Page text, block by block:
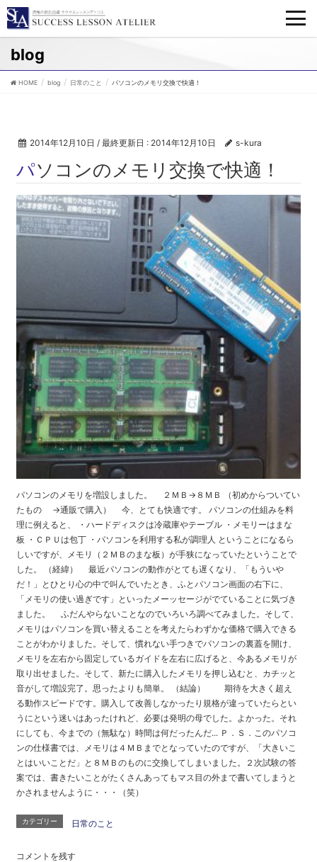
blog
HOME blog 日常のこと パソコンのメモリ交換で快適！
2014年12月10日 / 最終更新日 : 2014年12月10日 s-kura
パソコンのメモリ交換で快適！
パソコンのメモリを増設しました。 ２ＭＢ→８ＭＢ （初めからついてい
たもの →通販で購入） 今、とても快適です。 パソコンの仕組みを料
理に例えると、 ・ハードディスクは冷蔵庫やテーブル ・メモリーはまな
板 ・ＣＰＵは包丁 ・パソコンを利用する私が調理人 ということになるら
しいですが、メモリ（２ＭＢのまな板）が手狭になっていたということで
した。 （経緯） 最近パソコンの動作がとても遅くなり、「もういや
だ！」とひとり心の中で叫んでいたとき、ふとパソコン画面の右下に、
「メモリの使い過ぎです」といったメーッセージがでていることに気づき
ました。 ふだんやらないことなのでいろいろ調べてみました。そして、
メモリはパソコンを買い替えることを考えたらわずかな価格で購入できる
ことがわかりました。そして、慣れない手つきでパソコンの裏蓋を開け、
メモリを左右から固定しているガイドを左右に広げると、今あるメモリが
取り出せました。そして、新たに購入したメモリを押し込むと、カチッと
音がして増設完了。思ったよりも簡単。 （結論） 期待を大きく超え
る動作スピードです。購入して改善しなかったり規格が違っていたらとい
うにという迷いはあったけれど、必要は発明の母でした。よかった。それ
にしても、今までの（無駄な）時間は何だったんだ... Ｐ．Ｓ．このパソコ
ンの仕様書では、メモリは４ＭＢまでとなっていたのですが、「大きいこ
とはいいことだ」と８ＭＢのものに交換してしまいました。２次試験の答
案では、書きたいことがたくさんあってもマス目の外まで書いてしまうと
かされませんように・・・（笑）
カテゴリー 日常のこと
コメントを残す